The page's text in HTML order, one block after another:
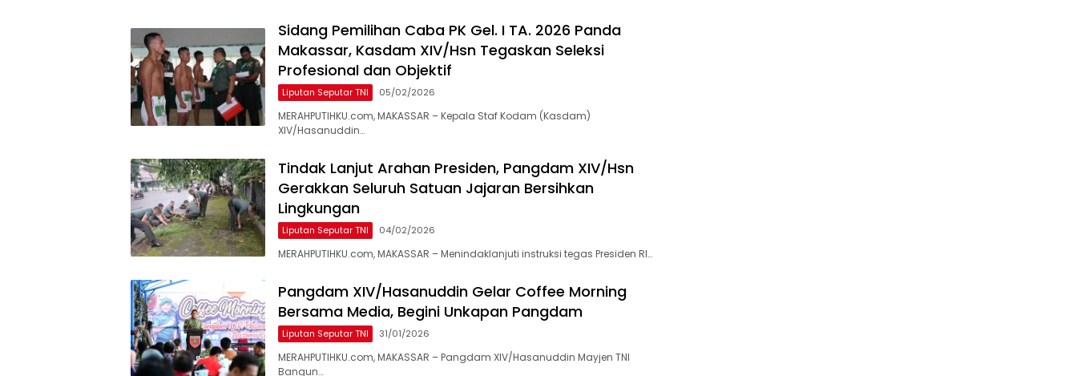
Sidang Pemilihan Caba PK Gel. I TA. 2026 Panda
Makassar, Kasdam XIV/Hsn Tegaskan Seleksi
Profesional dan Objektif
Liputan Seputar TNI 05/02/2026
MERAHPUTIHKU.com, MAKASSAR – Kepala Staf Kodam (Kasdam)
XIV/Hasanuddin…
Tindak Lanjut Arahan Presiden, Pangdam XIV/Hsn
Gerakkan Seluruh Satuan Jajaran Bersihkan
Lingkungan
Liputan Seputar TNI 04/02/2026
MERAHPUTIHKU.com, MAKASSAR – Menindaklanjuti instruksi tegas Presiden RI…
Pangdam XIV/Hasanuddin Gelar Coffee Morning
Bersama Media, Begini Unkapan Pangdam
Liputan Seputar TNI 31/01/2026
MERAHPUTIHKU.com, MAKASSAR – Pangdam XIV/Hasanuddin Mayjen TNI
Bangun…